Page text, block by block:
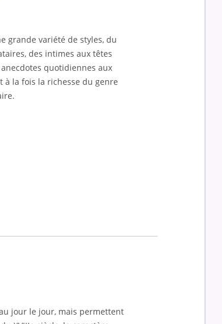
grande variété de styles, du
des intimes aux têtes
quotidiennes aux
la fois la richesse du genre
jour le jour, mais permettent